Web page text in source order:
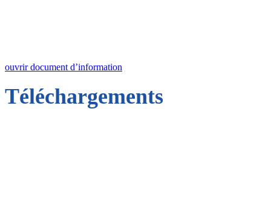
ouvrir document d’information
Téléchargements